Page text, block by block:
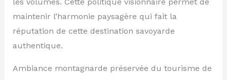
maintenir l’harmonie paysagère qui fait la
réputation de cette destination savoyarde
authentique.
Ambiance montagnarde préservée du tourisme de